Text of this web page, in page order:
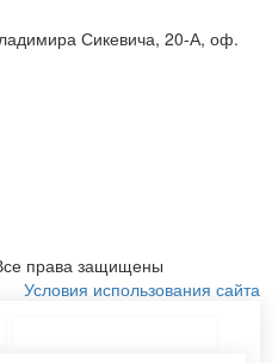
Сикевича, 20-А, оф.
права защищены
Условия использования сайта